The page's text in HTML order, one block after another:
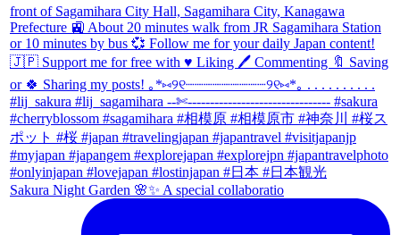
Sakura Night Garden 🌸✨ A special collaboratio